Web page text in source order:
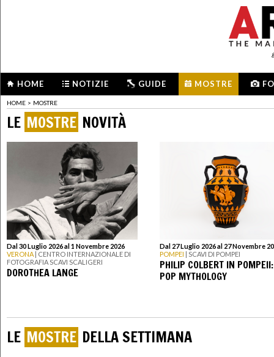
HOME NOTIZIE GUIDE MOSTRE
HOME > MOSTRE
LE MOSTRE NOVITÀ
Dal 30 Luglio 2026 al 1 Novembre 2026
VERONA | CENTRO INTERNAZIONALE DI
FOTOGRAFIA SCAVI SCALIGERI
DOROTHEA LANGE
Dal 27 Luglio 2026 al 27 Novembre
POMPEI | SCAVI DI POMPEI
PHILIP COLBERT IN POMPEII:
POP MYTHOLOGY
LE MOSTRE DELLA SETTIMANA